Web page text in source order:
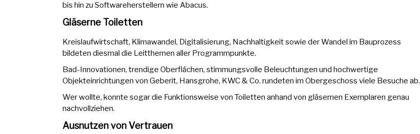
bis hin zu Softwareherstellern wie Abacus.
Gläserne Toiletten
Kreislaufwirtschaft, Klimawandel, Digitalisierung, Nachhaltigkeit sowie der Wandel im Bauprozess
bildeten diesmal die Leitthemen aller Programmpunkte.
Bad-Innovationen, trendige Oberflächen, stimmungsvolle Beleuchtungen und hochwertige
Objekteinrichtungen von Geberit, Hansgrohe, KWC & Co. rundeten im Obergeschoss viele Besuche ab.
Wer wollte, konnte sogar die Funktionsweise von Toiletten anhand von gläsernen Exemplaren genau
nachvollziehen.
Ausnutzen von Vertrauen